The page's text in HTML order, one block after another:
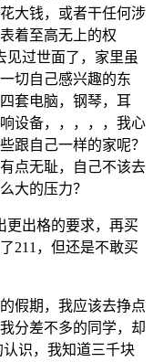
大钱，或者干任何涉
着至高无上的权
见过世面了，家里虽
切自己感兴趣的东
套电脑，钢琴，耳
设备，，，，，我心
跟自己一样的家呢？
点无耻，自己不该去
大的压力？
更出格的要求，再买
211，但还是不敢买
假期，我应该去挣点
分差不多的同学，却
识，我知道三千块